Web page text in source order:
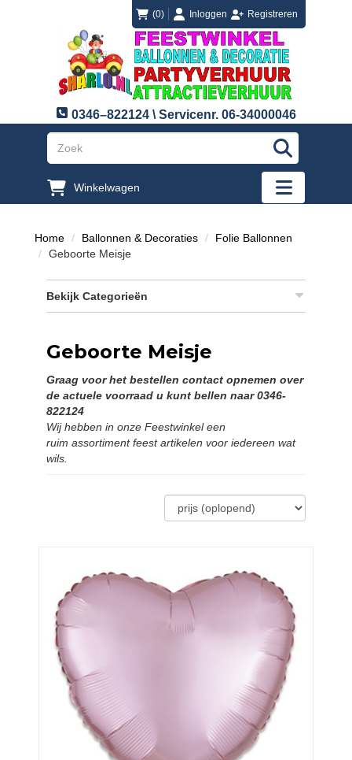
(0) loginInloggen
registreren Registreren
0346–822124 \ Servicenr. 06-34000046
"Zoeken
Winkelwagen
"Toggle
Home Ballonnen & Decoraties
Folie Ballonnen
Geboorte Meisje
Bekijk Categorieën
Geboorte Meisje
Graag voor het bestellen contact opnemen over
de actuele voorraad u kunt bellen naar 0346-
822124
Wij hebben in onze Feestwinkel een
ruim assortiment feest artikelen voor iedereen wat
wils.